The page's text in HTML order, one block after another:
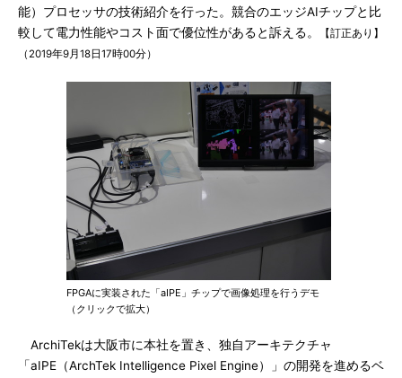
能）プロセッサの技術紹介を行った。競合のエッジAIチップと比
較して電力性能やコスト面で優位性があると訴える。
【訂正あり】
（2019年9月18日17時00分）
FPGAに実装された「aIPE」チップで画像処理を行うデモ
（クリックで拡大）
ArchiTekは大阪市に本社を置き、独自アーキテクチャ
「aIPE（ArchTek Intelligence Pixel Engine）」の開発を進めるベ